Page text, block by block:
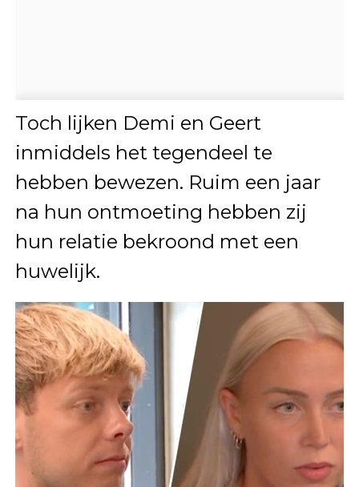
Toch lijken Demi en Geert
inmiddels het tegendeel te
hebben bewezen. Ruim een jaar
na hun ontmoeting hebben zij
hun relatie bekroond met een
huwelijk.